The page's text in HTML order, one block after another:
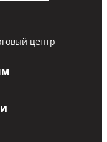
центр